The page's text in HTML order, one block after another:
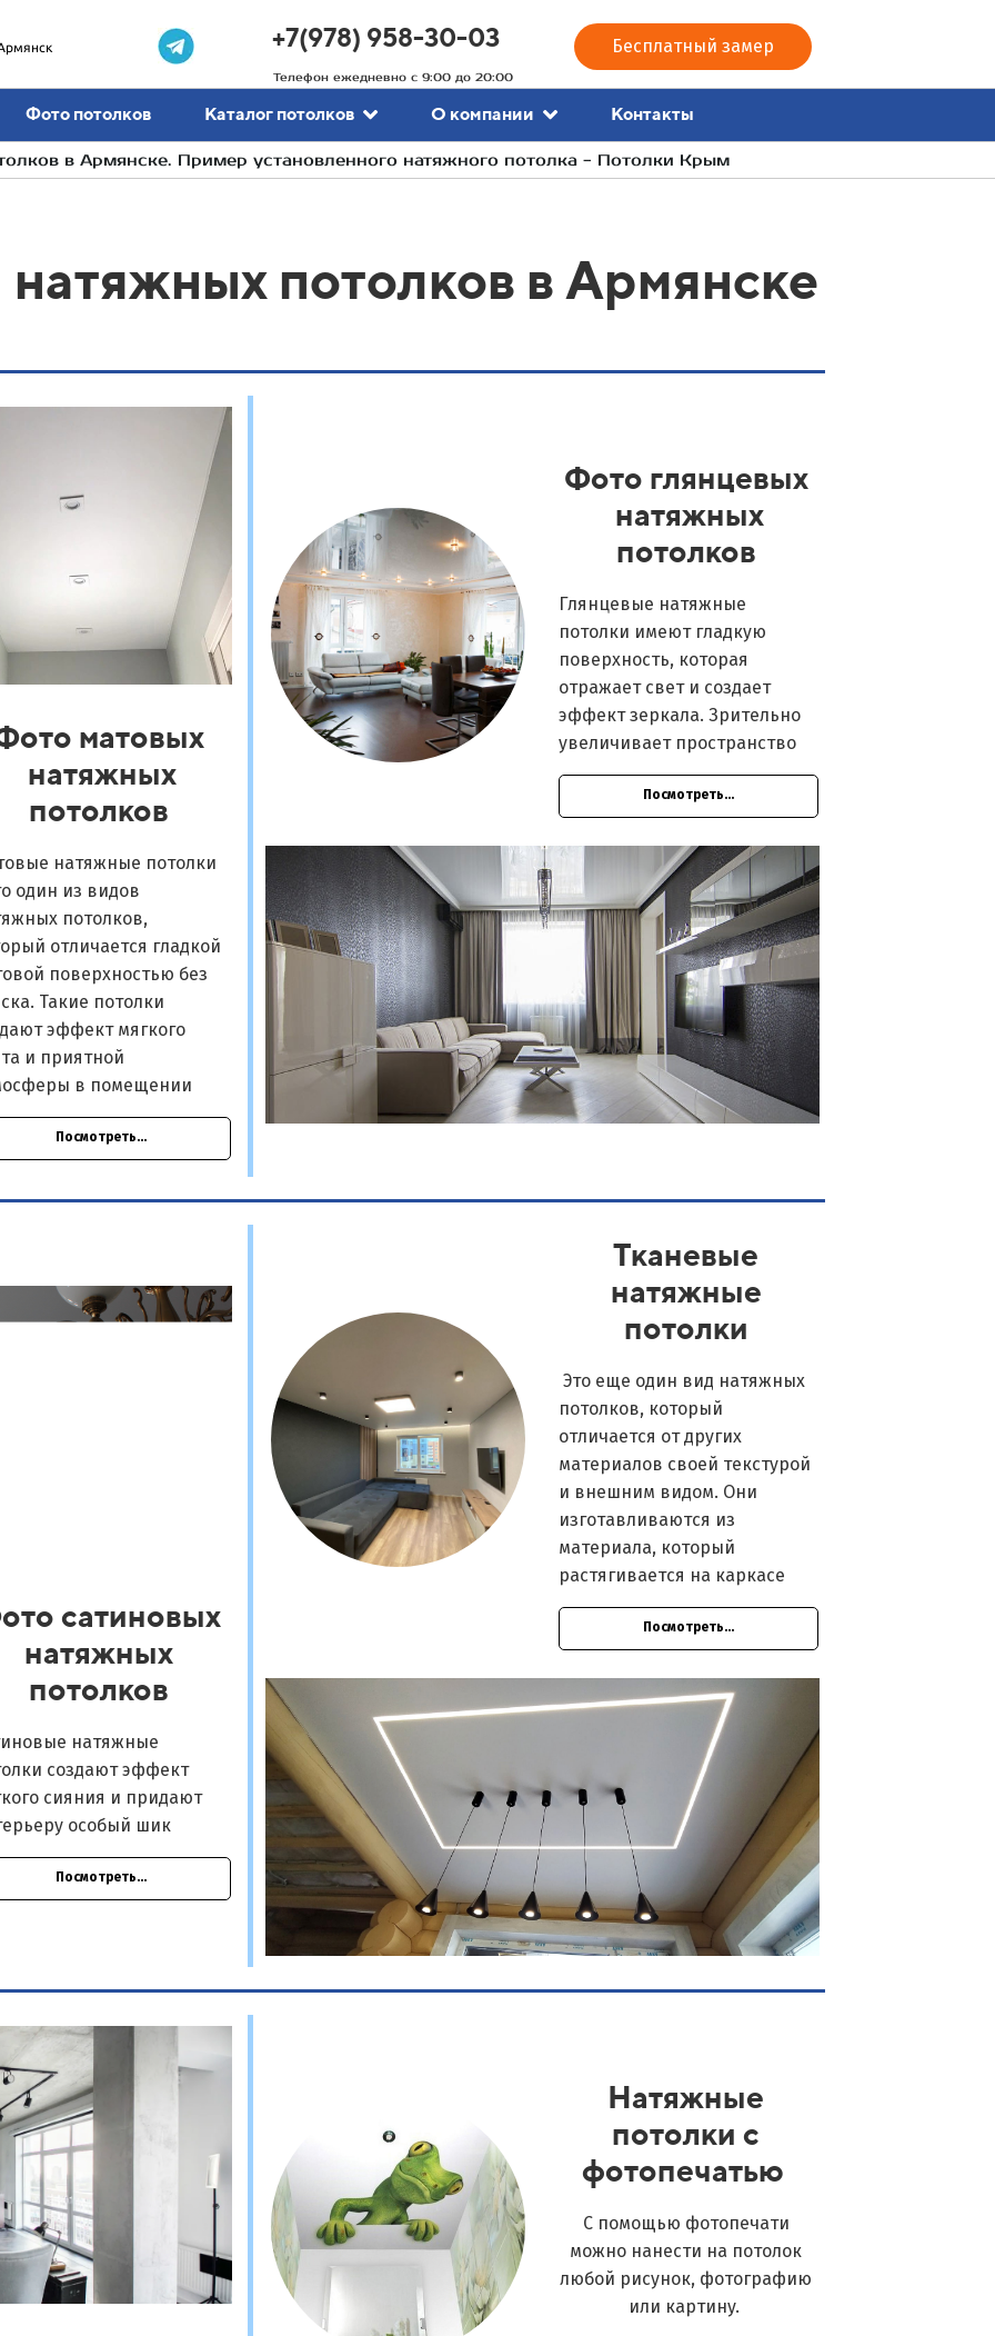
+7(978) 958-30-03
Телефон ежедневно с 9:00 до 20:00
Бесплатный замер
Фото потолков Каталог потолков О компании Контакты
в Армянске. Пример установленного натяжного потолка - Потолки Крым
потолков в Армянске
матовых
натяжных
потолков
натяжные потолки
один из видов
потолков,
отличается гладкой
поверхностью без
Такие потолки
эффект мягкого
и приятной
в помещении
Посмотреть...
Фото глянцевых
натяжных
потолков
Глянцевые натяжные
потолки имеют гладкую
поверхность, которая
отражает свет и создает
эффект зеркала. Зрительно
увеличивает пространство
Посмотреть...
сатиновых
натяжных
потолков
натяжные
создают эффект
сияния и придают
особый шик
Посмотреть...
Тканевые
натяжные
потолки
Это еще один вид натяжных
потолков, который
отличается от других
материалов своей текстурой
и внешним видом. Они
изготавливаются из
материала, который
растягивается на каркасе
Посмотреть...
Натяжные
потолки с
фотопечатью
С помощью фотопечати
можно нанести на потолок
любой рисунок, фотографию
или картину.